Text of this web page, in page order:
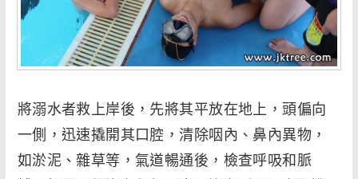
將溺水者救上岸後，先將其平放在地上，頭偏向
一側，迅速撬開其口腔，清除咽內、鼻內異物，
如淤泥、雜草等，氣道暢通後，檢查呼吸和脈